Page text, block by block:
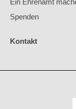
Ein Ehrenamt
Spenden
Kontakt